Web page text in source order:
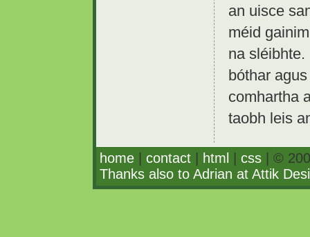
an uisce
méid
na
bóthar
comhartha
taobh leis
home contact html css | ©
Thanks also to Adrian at Attik